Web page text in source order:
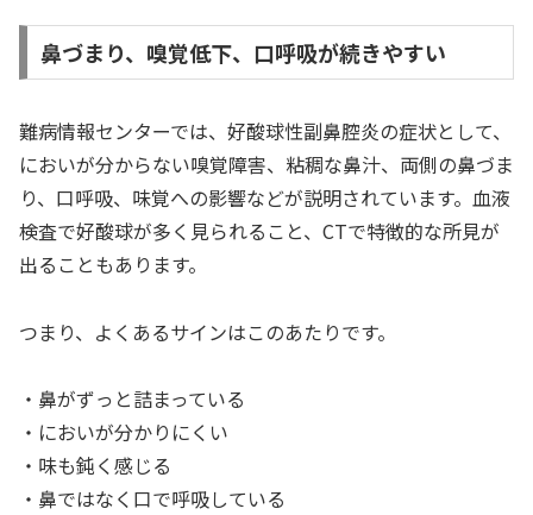
鼻づまり、嗅覚低下、口呼吸が続きやすい
難病情報センターでは、好酸球性副鼻腔炎の症状として、
においが分からない嗅覚障害、粘稠な鼻汁、両側の鼻づま
り、口呼吸、味覚への影響などが説明されています。血液
検査で好酸球が多く見られること、CTで特徴的な所見が
出ることもあります。
つまり、よくあるサインはこのあたりです。
・鼻がずっと詰まっている
・においが分かりにくい
・味も鈍く感じる
・鼻ではなく口で呼吸している